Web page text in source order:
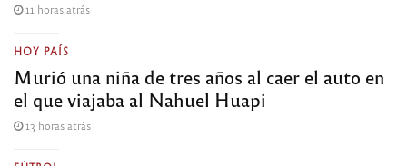
11 horas atrás
HOY PAÍS
Murió una niña de tres años al caer el auto en
el que viajaba al Nahuel Huapi
13 horas atrás